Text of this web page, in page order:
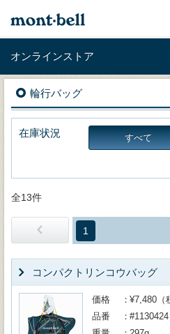
オンラインストア
輪行バッグ
在庫状況 すべて
全13件
1
コンパクトリンコウバッグ
価格
¥7,480（
品番
#1130424